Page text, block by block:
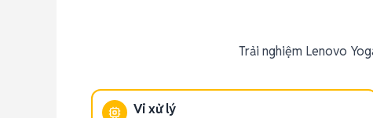
Trải nghiệm Lenovo
Vi xử lý